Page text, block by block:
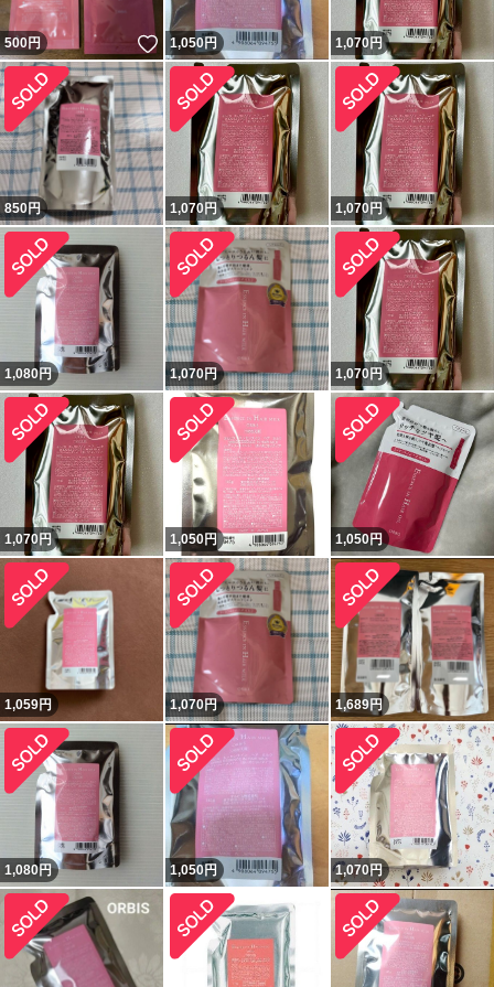
500円 いいね！
1,050円 1,070円
850円 1,070円 1,070円
1,080円 1,070円 1,070円
1,070円 1,050円 1,050円
1,059円 1,070円 1,689円
1,080円 1,050円 1,070円